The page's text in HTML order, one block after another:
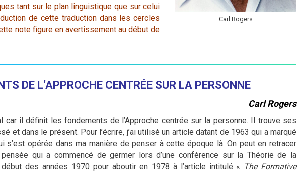
tant sur le plan linguistique que sur celui
de cette traduction dans les cercles
note figure en avertissement au début de
Carl Rogers
DE L’APPROCHE CENTRÉE SUR LA PERSONNE
Carl Rogers
car il définit les fondements de l’Approche centrée sur la personne. Il trouve ses
et dans le présent. Pour l’écrire, j’ai utilisé un article datant de 1963 qui a marqué
s’est opérée dans ma manière de penser à cette époque là. On peut en retracer
qui a commencé de germer lors d’une conférence sur la Théorie de la
des années 1970 pour aboutir en 1978 à l’article intitulé « The Formative